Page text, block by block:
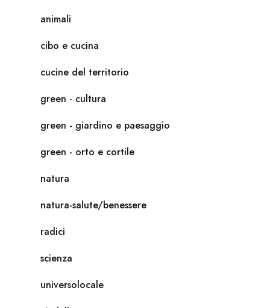
animali
cibo e cucina
cucine del territorio
green - cultura
green - giardino e paesaggio
green - orto e cortile
natura
natura-salute/benessere
radici
scienza
universolocale